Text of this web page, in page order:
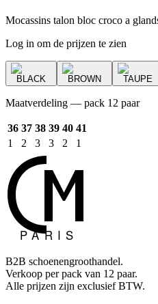
Mocassins talon bloc croco a
Log in om de prijzen te zien
BLACK BROWN TAUPE
Maatverdeling — pack 12 paar
36 37 38 39 40 41
1
2 3 3 2 1
B2B schoenengroothandel.
Verkoop per pack van 12 paar.
Alle prijzen zijn exclusief BTW.